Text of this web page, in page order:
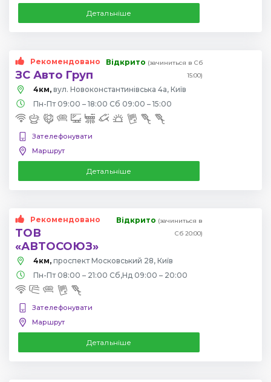
Детальніше
Рекомендовано
ЗС Авто Груп
Відкрито (зачиниться в Сб
15:00)
4км, вул. Новоконстантинівська 4а, Київ
Пн-Пт 09:00 – 18:00 Сб 09:00 – 15:00
Зателефонувати
Маршрут
Детальніше
Рекомендовано
ТОВ
«АВТОСОЮЗ»
Відкрито (зачиниться в
Сб 20:00)
4км, проспект Московський 28, Київ
Пн-Пт 08:00 – 21:00 Сб,Нд 09:00 – 20:00
Зателефонувати
Маршрут
Детальніше